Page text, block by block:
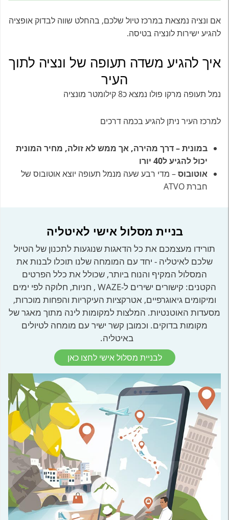
אם ונציה נמצאת במרכז טיול שלכם, בהחלט שווה לבדוק אופציה
להגיע ישירות לונציה בטיסה.
איך להגיע משדה תעופה של ונציה לתוך
העיר
נמל תעופה מרקו פולו נמצא כ8 קילומטר מונציה
למרכז העיר ניתן להגיע בכמה דרכים
במונית – דרך מהירה, אך ממש לא זולה, מחיר המונית
יכול להגיע ל40 יורו
אוטובוס– מדי רבע שעה מנמל תעופה יוצא אוטובוס של
חברת ATVO
בניית מסלול אישי לאיטליה
תורידו מעצמכם את כל הדאגות שנוגעות לתכנון של הטיול
שלכם לאיטליה - יחד עם המומחה שלנו תוכלו לבנות את
המסלול המקיף והנוח ביותר, שכולל את כלל הפרטים
הקטנים: קישורים ישירים ל-WAZE , חניות, חלוקה לפי ימים
ומיקומים גיאוגרפיים, אטרקציות העיקריות והפחות מוכרות,
מסעדות האוטנטיות. המלצות למקומות לינה מתוך מאגר של
מקומות בדוקים. וכמובן קשר ישיר עם מומחה לטיולים
באיטליה.
לבניית מסלול אישי לחצו כאן